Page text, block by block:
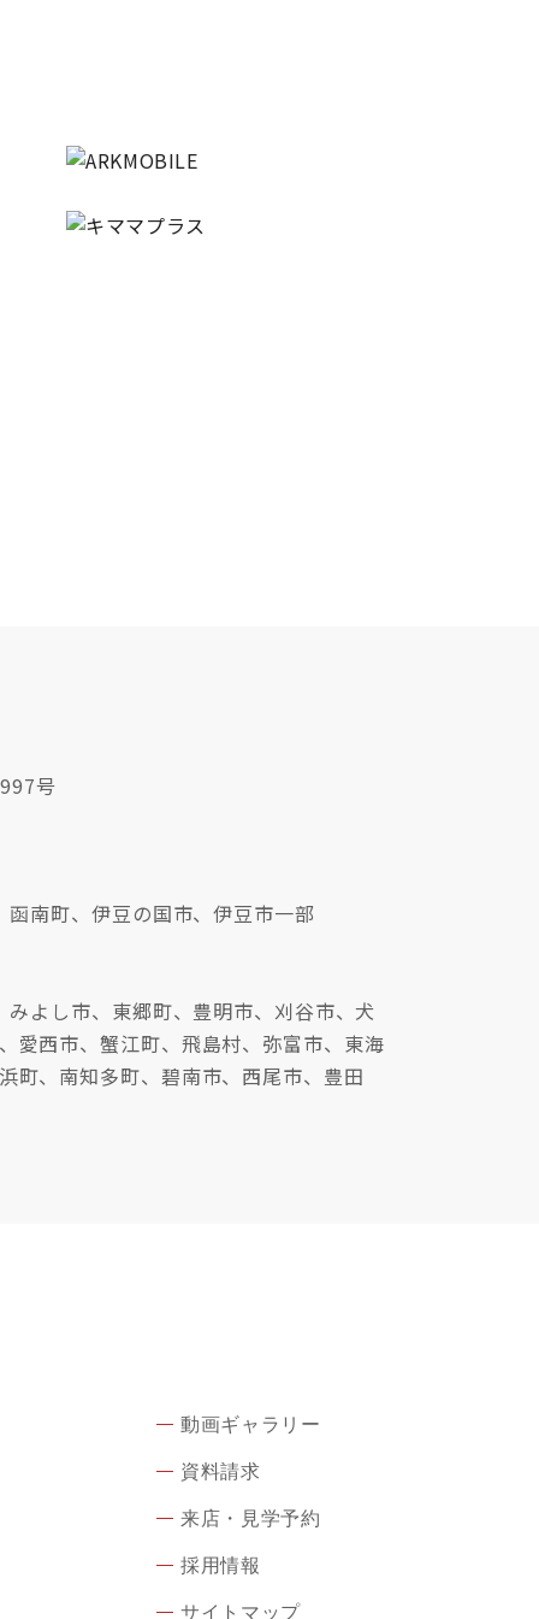
号
南町、伊豆の国市、伊豆市一部
よし市、東郷町、豊明市、刈谷市、犬
愛西市、蟹江町、飛島村、弥富市、東海
町、南知多町、碧南市、西尾市、豊田
動画ギャラリー
資料請求
来店・見学予約
採用情報
サイトマップ